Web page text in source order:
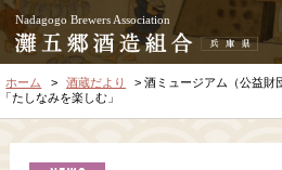
Nadagogo Brewers Association
ホーム 酒蔵だより
酒ミュージアム（公益財
「たしなみを楽しむ」